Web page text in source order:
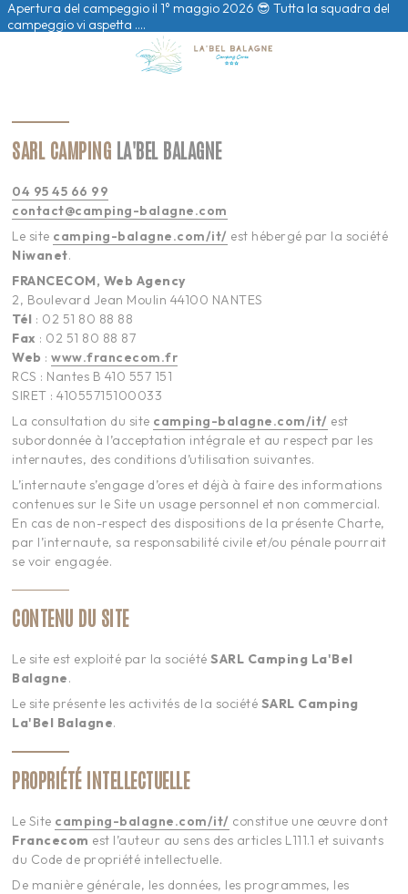
Apertura del campeggio il 1° maggio 2026 😎 Tutta la squadra del
campeggio vi aspetta ….
SARL CAMPING LA'BEL BALAGNE
04 95 45 66 99
contact@camping-balagne.com
Le site camping-balagne.com/it/ est hébergé par la société
Niwanet.
FRANCECOM, Web Agency
2, Boulevard Jean Moulin 44100 NANTES
Tél : 02 51 80 88 88
Fax : 02 51 80 88 87
Web :www.francecom.fr
RCS : Nantes B 410 557 151
SIRET : 41055715100033
La consultation du site camping-balagne.com/it/ est
subordonnée à l’acceptation intégrale et au respect par les
internautes, des conditions d’utilisation suivantes.
L’internaute s’engage d’ores et déjà à faire des informations
contenues sur le Site un usage personnel et non commercial.
En cas de non-respect des dispositions de la présente Charte,
par l’internaute, sa responsabilité civile et/ou pénale pourrait
se voir engagée.
CONTENU DU SITE
Le site est exploité par la sociétéSARL Camping La'Bel
Balagne.
Le site présente les activités de la société SARL Camping
La'Bel Balagne.
PROPRIÉTÉ INTELLECTUELLE
Le Site camping-balagne.com/it/ constitue une œuvre dont
Francecom est l’auteur au sens des articles L111.1 et suivants
du Code de propriété intellectuelle.
De manière générale, les données, les programmes, les